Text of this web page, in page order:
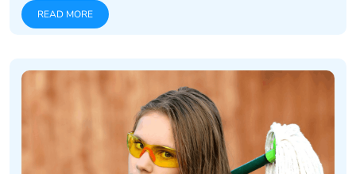
READ MORE